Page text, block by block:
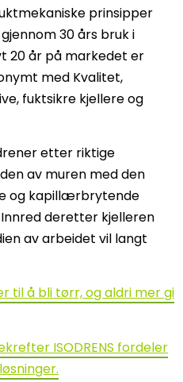
prinsipper
30 års bruk i
20 år på markedet er
med Kvalitet,
fuktsikre kjellere og
etter riktige
av muren med den
og kapillærbrytende
Innred deretter kjelleren
av arbeidet vil langt
til å bli tørr, og aldri mer gi
ISODRENS fordeler